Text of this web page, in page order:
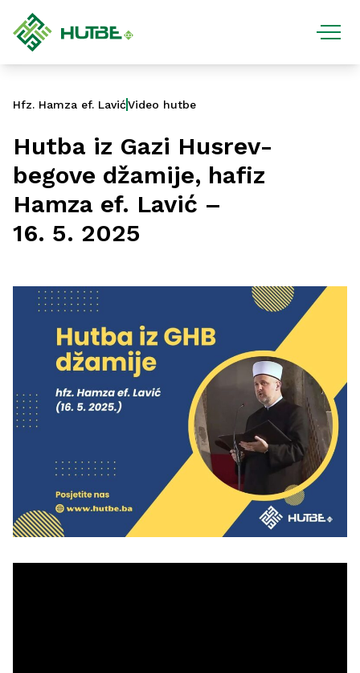
Hfz. Hamza ef. LavićVideo hutbe
Hutba iz Gazi Husrev-
begove džamije, hafiz
Hamza ef. Lavić –
16. 5. 2025